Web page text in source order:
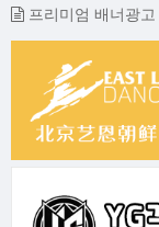
프리미엄 배너광고